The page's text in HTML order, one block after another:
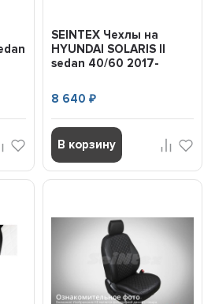
SEINTEX Чехлы на
HYUNDAI SOLARIS II
sedan 40/60 2017-
комплект...
8 640 ₽
В корзину